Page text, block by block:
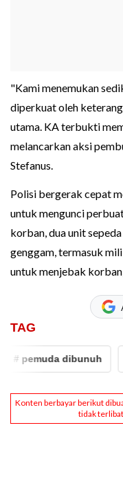
"Kami menemukan
diperkuat oleh
utama. KA terbukti
melancarkan aksi
Stefanus.
Polisi bergerak cepat
untuk mengunci
korban, dua unit
genggam, termasuk
untuk menjebak
TAG
pemuda dibunuh #